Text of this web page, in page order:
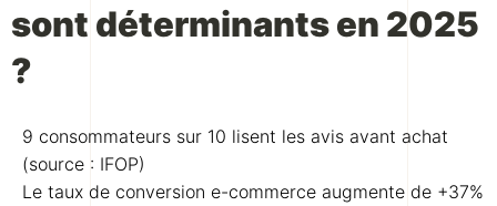
sont déterminants en 2025
?
9 consommateurs sur 10 lisent les avis avant achat
(source : IFOP)
Le taux de conversion e-commerce augmente de +37%